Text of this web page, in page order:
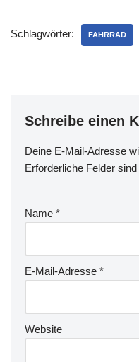
sonst habe und statt 15
Schlagwörter: FAHRRAD
Schreibe einen
Deine E-Mail-Adresse
Erforderliche Felder
Name *
E-Mail-Adresse *
Website